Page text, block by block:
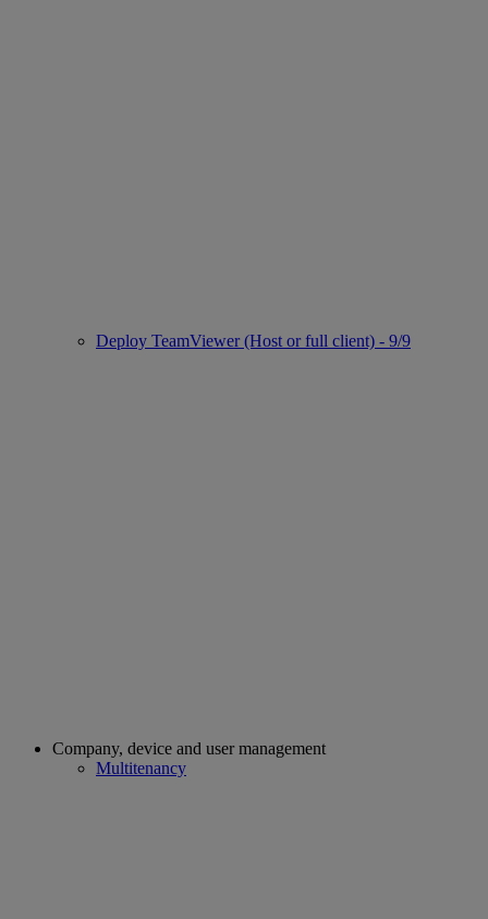
Deploy TeamViewer (Host or full client) - 9/9
Company, device and user management
Multitenancy